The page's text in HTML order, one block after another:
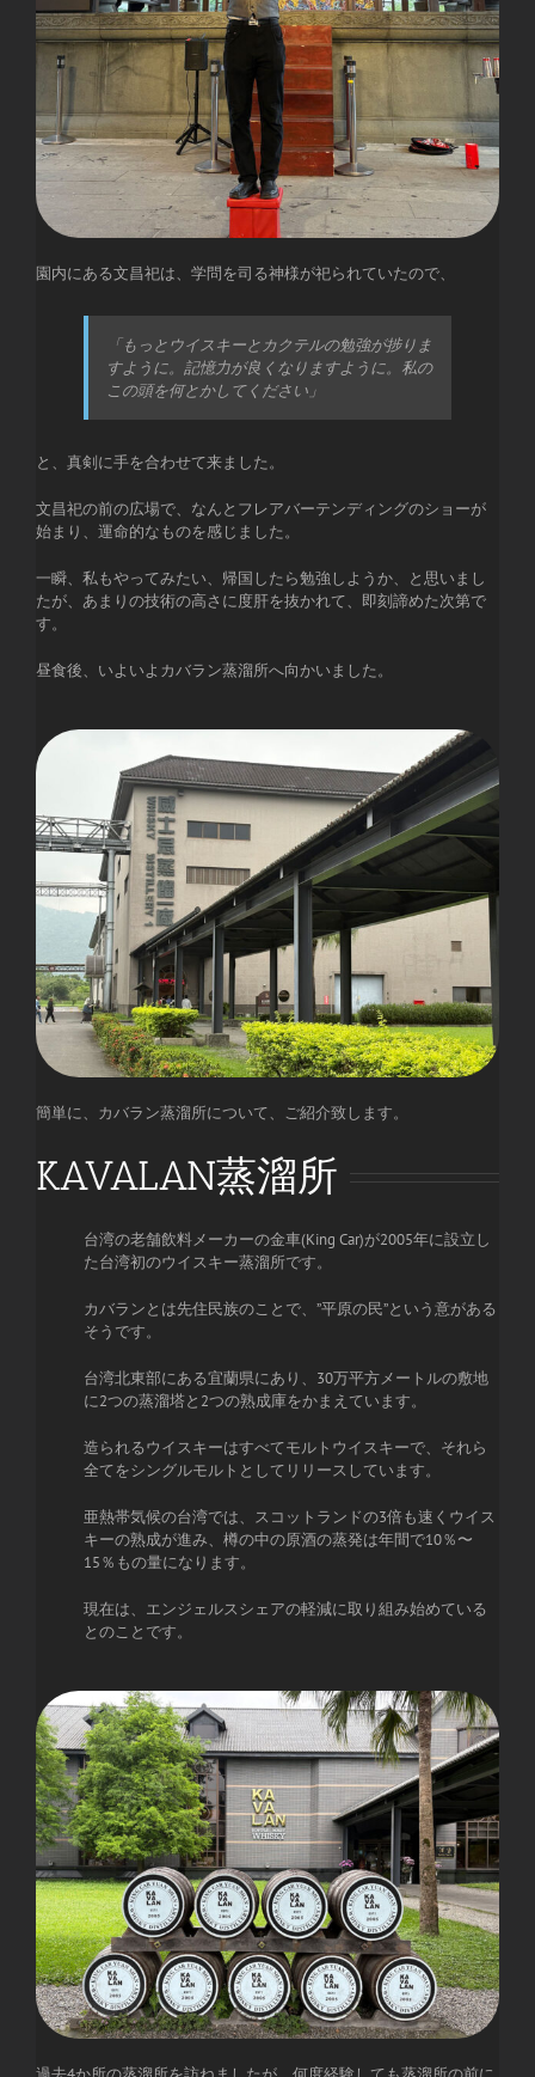
園内にある文昌祀は、学問を司る神様が祀られていたので、
「もっとウイスキーとカクテルの勉強が捗りま
すように。記憶力が良くなりますように。私の
この頭を何とかしてください」
と、真剣に手を合わせて来ました。
文昌祀の前の広場で、なんとフレアバーテンディングのショーが
始まり、運命的なものを感じました。
一瞬、私もやってみたい、帰国したら勉強しようか、と思いまし
たが、あまりの技術の高さに度肝を抜かれて、即刻諦めた次第で
す。
昼食後、いよいよカバラン蒸溜所へ向かいました。
簡単に、カバラン蒸溜所について、ご紹介致します。
KAVALAN蒸溜所
台湾の老舗飲料メーカーの金車(King Car)が2005年に設立し
た台湾初のウイスキー蒸溜所です。
カバランとは先住民族のことで、”平原の民”という意がある
そうです。
台湾北東部にある宜蘭県にあり、30万平方メートルの敷地
に2つの蒸溜塔と2つの熟成庫をかまえています。
造られるウイスキーはすべてモルトウイスキーで、それら
全てをシングルモルトとしてリリースしています。
亜熱帯気候の台湾では、スコットランドの3倍も速くウイス
キーの熟成が進み、樽の中の原酒の蒸発は年間で10％〜
15％もの量になります。
現在は、エンジェルスシェアの軽減に取り組み始めている
とのことです。